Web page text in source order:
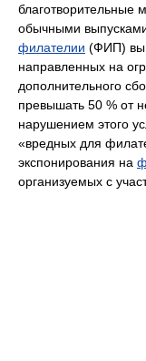
обычными
филателии (ФИП)
направленных на
дополнительного
превышать 50 % от
нарушением этого
«вредных для
экспонирования на
организуемых с